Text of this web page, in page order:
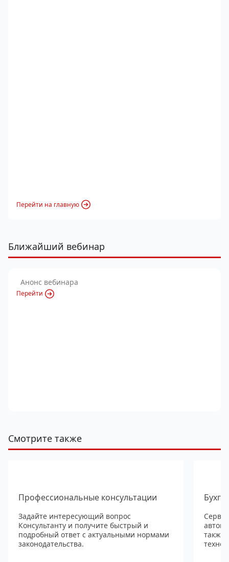
Перейти на главную
Ближайший вебинар
Анонс вебинара
Перейти
Смотрите также
Профессиональные консультации
Задайте интересующий вопрос
Консультанту и получите быстрый и
подробный ответ с актуальными нормами
законодательства.
также